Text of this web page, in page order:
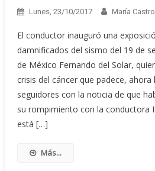
Lunes, 23/10/2017 María Castro
El conductor inauguró una
damnificados del sismo del 19 de
de México Fernando del Solar,
crisis del cáncer que padece,
seguidores con la noticia de que
su rompimiento con la conductora
está […]
Más...